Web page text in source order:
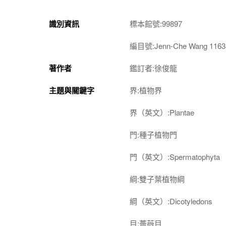
識別資訊 標本館號:99897
編目號:Jenn-Che Wang
著作者 鑑訂者:徐俊龍
主題與關鍵字 界:植物界
界（英文）:Plantae
門:種子植物門
門（英文）:Spermatophyta
綱:雙子葉植物綱
綱（英文）:Dicotyledons
目:薔薇目